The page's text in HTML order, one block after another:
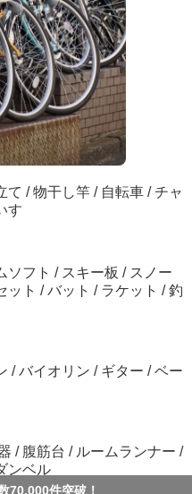
て / 物干し竿 / 自転車 / チャ
す
ソフト / スキー板 / スノー
ット / バット / ラケット / 釣
/ バイオリン / ギター / ベー
/ 腹筋台 / ルームランナー /
ンベル
70,000件突破！